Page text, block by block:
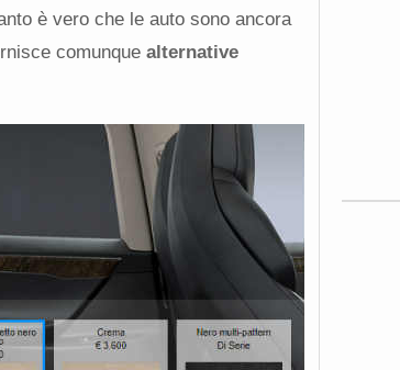
è vero che le auto sono ancora
comunquealternative